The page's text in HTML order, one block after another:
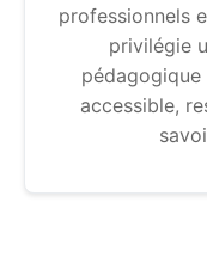
professionnels
privilégie
accessible,